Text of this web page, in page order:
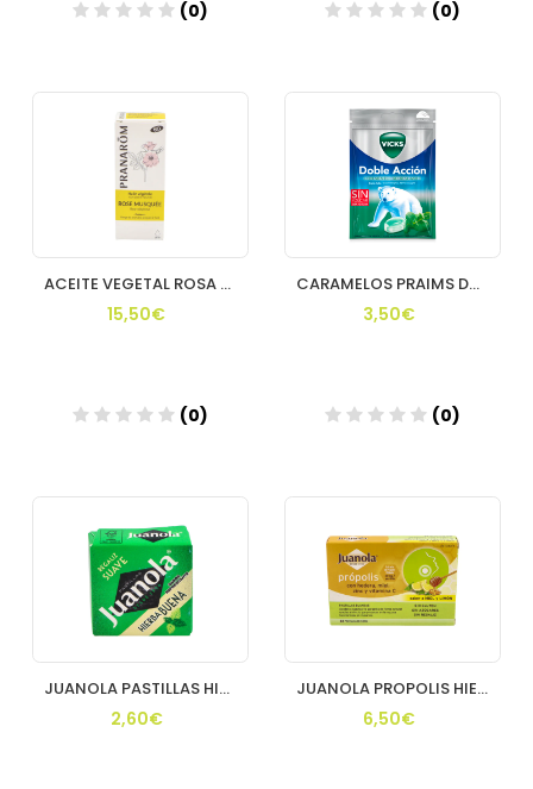
(0) (0)
Añadir
ACEITE VEGETAL ROSA MOSQUETA BIO 50 ML PRANAROM
15,50€
(0)
CARAMELOS PRAIMS DOBLE ACCION SÑA EUCABOLSA
3,50€
(0)
JUANOLA PASTILLAS HIERBABUENA 54 G
2,60€
JUANOLA PROPOLIS HIEDRA PASTILLAS BLANDAS MIEL L
6,50€